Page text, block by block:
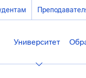
Университет